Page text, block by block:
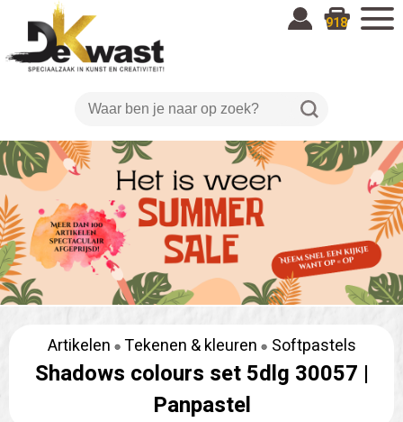
918
Artikelen Tekenen & kleuren Softpastels
Shadows colours set 5dlg 30057 |
Panpastel